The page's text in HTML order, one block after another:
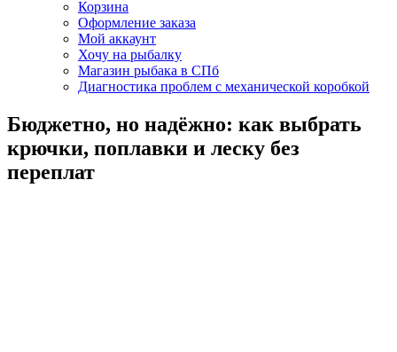
Корзина
Оформление заказа
Мой аккаунт
Хочу на рыбалку
Магазин рыбака в СПб
Диагностика проблем с механической коробкой
Бюджетно, но надёжно: как выбрать
крючки, поплавки и леску без
переплат